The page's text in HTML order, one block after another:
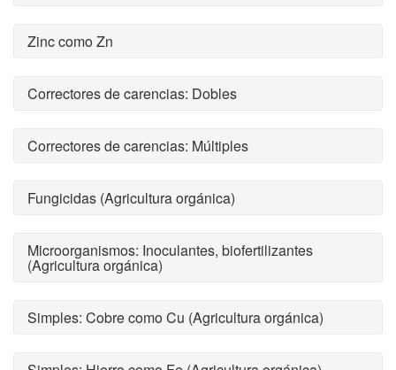
Zinc como Zn
Correctores de carencias: Dobles
Correctores de carencias: Múltiples
Fungicidas (Agricultura orgánica)
Microorganismos: Inoculantes, biofertilizantes
(Agricultura orgánica)
Simples: Cobre como Cu (Agricultura orgánica)